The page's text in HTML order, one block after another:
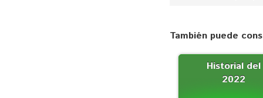
También puede
Historial del
2022